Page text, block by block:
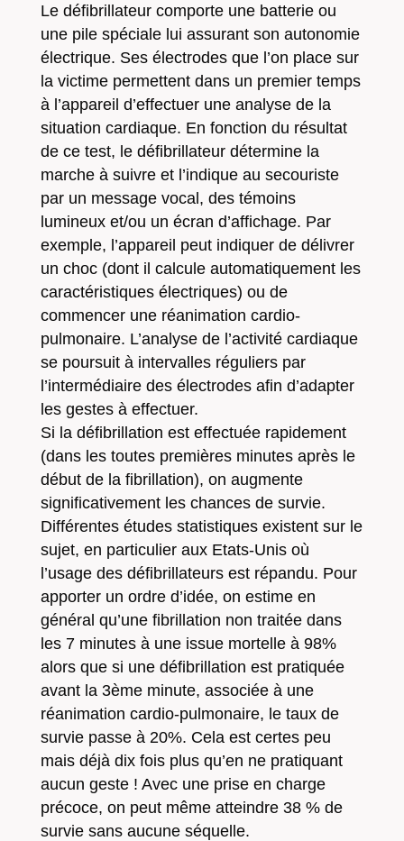
Le défibrillateur comporte une batterie ou
une pile spéciale lui assurant son autonomie
électrique. Ses électrodes que l’on place sur
la victime permettent dans un premier temps
à l’appareil d’effectuer une analyse de la
situation cardiaque. En fonction du résultat
de ce test, le défibrillateur détermine la
marche à suivre et l’indique au secouriste
par un message vocal, des témoins
lumineux et/ou un écran d’affichage. Par
exemple, l’appareil peut indiquer de délivrer
un choc (dont il calcule automatiquement les
caractéristiques électriques) ou de
commencer une réanimation cardio-
pulmonaire. L’analyse de l’activité cardiaque
se poursuit à intervalles réguliers par
l’intermédiaire des électrodes afin d’adapter
les gestes à effectuer.
Si la défibrillation est effectuée rapidement
(dans les toutes premières minutes après le
début de la fibrillation), on augmente
significativement les chances de survie.
Différentes études statistiques existent sur le
sujet, en particulier aux Etats-Unis où
l’usage des défibrillateurs est répandu. Pour
apporter un ordre d’idée, on estime en
général qu’une fibrillation non traitée dans
les 7 minutes à une issue mortelle à 98%
alors que si une défibrillation est pratiquée
avant la 3ème minute, associée à une
réanimation cardio-pulmonaire, le taux de
survie passe à 20%. Cela est certes peu
mais déjà dix fois plus qu’en ne pratiquant
aucun geste ! Avec une prise en charge
précoce, on peut même atteindre 38 % de
survie sans aucune séquelle.